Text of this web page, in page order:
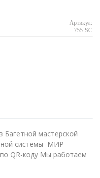
Артикул:
755-SC
Багетной мастерской
системы МИР
QR-коду Мы работаем